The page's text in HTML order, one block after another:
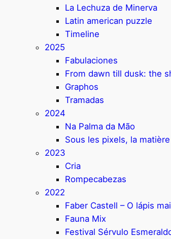
La Lechuza de Minerva
Latin american puzzle
Timeline
2025
Fabulaciones
From dawn till dusk: the
Graphos
Tramadas
2024
Na Palma da Mão
Sous les pixels, la matière
2023
Cria
Rompecabezas
2022
Faber Castell – O lápis
Fauna Mix
Festival Sérvulo